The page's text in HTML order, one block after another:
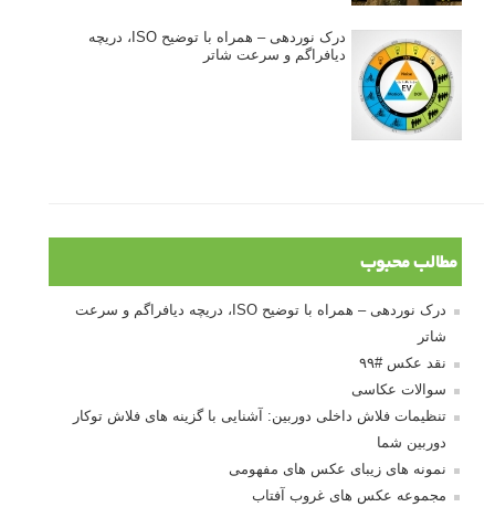
درک نوردهی – همراه با توضیح ISO، دریچه
دیافراگم و سرعت شاتر
مطالب محبوب
درک نوردهی – همراه با توضیح ISO، دریچه دیافراگم و سرعت
شاتر
نقد عکس #۹۹
سوالات عکاسی
تنظیمات فلاش داخلی دوربین: آشنایی با گزینه های فلاش توکار
دوربین شما
نمونه های زیبای عکس های مفهومی
مجموعه عکس های غروب آفتاب